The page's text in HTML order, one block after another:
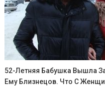
52-Летняя Бабушка Вышла
Ему Близнецов. Что С